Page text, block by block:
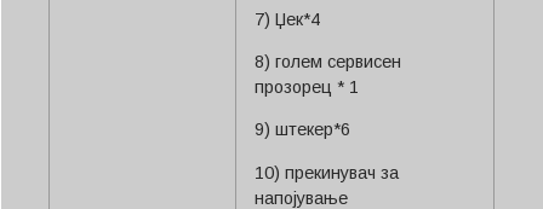
7) Џек*4
8) голем сервисен
прозорец * 1
9) штекер*6
10) прекинувач за
напојувањеБългарски
Norsk bokmål